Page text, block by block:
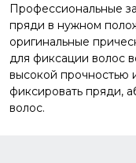
Профессиональные
пряди в нужном
оригинальные
для фиксации волос
высокой прочностью
фиксировать пряди,
волос.